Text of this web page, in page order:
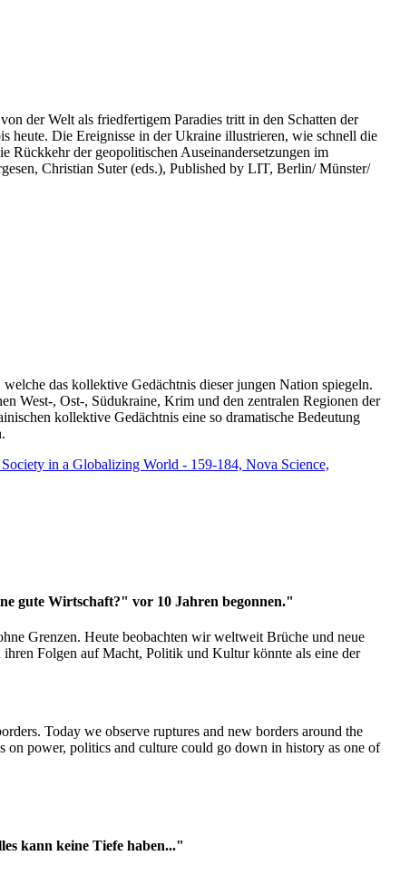
der Welt als friedfertigem Paradies tritt in den Schatten der
heute. Die Ereignisse in der Ukraine illustrieren, wie schnell die
Rückkehr der geopolitischen Auseinandersetzungen im
Christian Suter (eds.), Published by LIT, Berlin/ Münster/
das kollektive Gedächtnis dieser jungen Nation spiegeln.
West-, Ost-, Südukraine, Krim und den zentralen Regionen der
kollektive Gedächtnis eine so dramatische Bedeutung
in a Globalizing World - 159-184, Nova Science,
gute Wirtschaft?" vor 10 Jahren begonnen."
Grenzen. Heute beobachten wir weltweit Brüche und neue
Folgen auf Macht, Politik und Kultur könnte als eine der
Today we observe ruptures and new borders around the
on power, politics and culture could go down in history as one of
kann keine Tiefe haben..."